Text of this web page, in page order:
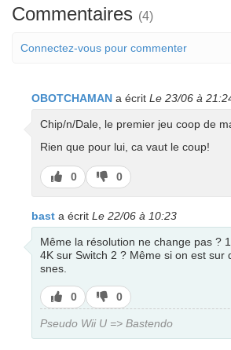
Commentaires (4)
Connectez-vous pour commenter
OBOTCHAMAN a écrit Le 23/06 à
Chip/n/Dale, le premier jeu coop de
Rien que pour lui, ca vaut le coup!
J’aime
0
J’aime
pas
0
bast a écrit Le 22/06 à 10:23
Même la résolution ne change pas ?
4K sur Switch 2 ? Même si on est sur
snes.
J’aime
0
J’aime
pas
0
Pseudo Wii U => Bastendo